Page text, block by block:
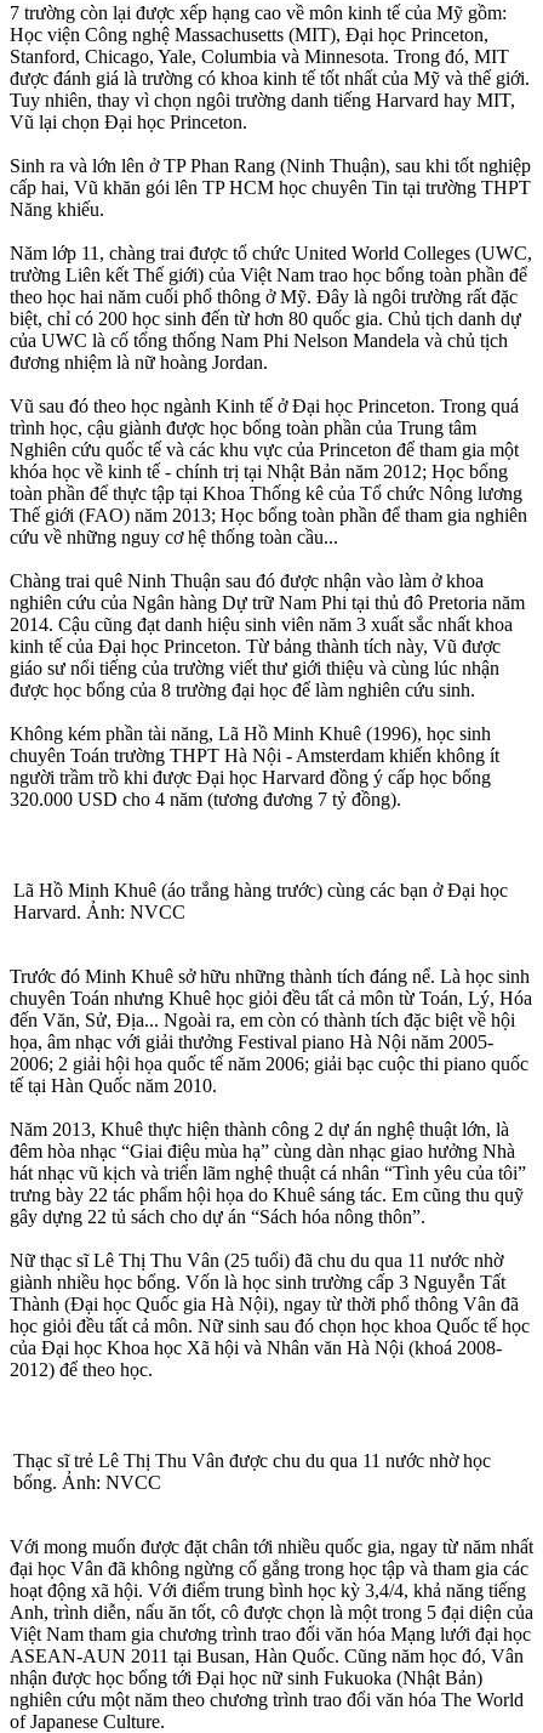
7 trường còn lại được xếp hạng cao về môn kinh tế của Mỹ gồm:
Học viện Công nghệ Massachusetts (MIT), Đại học Princeton,
Stanford, Chicago, Yale, Columbia và Minnesota. Trong đó, MIT
được đánh giá là trường có khoa kinh tế tốt nhất của Mỹ và thế giới.
Tuy nhiên, thay vì chọn ngôi trường danh tiếng Harvard hay MIT,
Vũ lại chọn Đại học Princeton.
Sinh ra và lớn lên ở TP Phan Rang (Ninh Thuận), sau khi tốt nghiệp
cấp hai, Vũ khăn gói lên TP HCM học chuyên Tin tại trường THPT
Năng khiếu.
Năm lớp 11, chàng trai được tổ chức United World Colleges (UWC,
trường Liên kết Thế giới) của Việt Nam trao học bổng toàn phần để
theo học hai năm cuối phổ thông ở Mỹ. Đây là ngôi trường rất đặc
biệt, chỉ có 200 học sinh đến từ hơn 80 quốc gia. Chủ tịch danh dự
của UWC là cố tổng thống Nam Phi Nelson Mandela và chủ tịch
đương nhiệm là nữ hoàng Jordan.
Vũ sau đó theo học ngành Kinh tế ở Đại học Princeton. Trong quá
trình học, cậu giành được học bổng toàn phần của Trung tâm
Nghiên cứu quốc tế và các khu vực của Princeton để tham gia một
khóa học về kinh tế - chính trị tại Nhật Bản năm 2012; Học bổng
toàn phần để thực tập tại Khoa Thống kê của Tổ chức Nông lương
Thế giới (FAO) năm 2013; Học bổng toàn phần để tham gia nghiên
cứu về những nguy cơ hệ thống toàn cầu...
Chàng trai quê Ninh Thuận sau đó được nhận vào làm ở khoa
nghiên cứu của Ngân hàng Dự trữ Nam Phi tại thủ đô Pretoria năm
2014. Cậu cũng đạt danh hiệu sinh viên năm 3 xuất sắc nhất khoa
kinh tế của Đại học Princeton. Từ bảng thành tích này, Vũ được
giáo sư nổi tiếng của trường viết thư giới thiệu và cùng lúc nhận
được học bổng của 8 trường đại học để làm nghiên cứu sinh.
Không kém phần tài năng, Lã Hồ Minh Khuê (1996), học sinh
chuyên Toán trường THPT Hà Nội - Amsterdam khiến không ít
người trầm trồ khi được Đại học Harvard đồng ý cấp học bổng
320.000 USD cho 4 năm (tương đương 7 tỷ đồng).
Lã Hồ Minh Khuê (áo trắng hàng trước) cùng các bạn ở Đại học
Harvard. Ảnh: NVCC
Trước đó Minh Khuê sở hữu những thành tích đáng nể. Là học sinh
chuyên Toán nhưng Khuê học giỏi đều tất cả môn từ Toán, Lý, Hóa
đến Văn, Sử, Địa... Ngoài ra, em còn có thành tích đặc biệt về hội
họa, âm nhạc với giải thưởng Festival piano Hà Nội năm 2005-
2006; 2 giải hội họa quốc tế năm 2006; giải bạc cuộc thi piano quốc
tế tại Hàn Quốc năm 2010.
Năm 2013, Khuê thực hiện thành công 2 dự án nghệ thuật lớn, là
đêm hòa nhạc “Giai điệu mùa hạ” cùng dàn nhạc giao hưởng Nhà
hát nhạc vũ kịch và triển lãm nghệ thuật cá nhân “Tình yêu của tôi”
trưng bày 22 tác phẩm hội họa do Khuê sáng tác. Em cũng thu quỹ
gây dựng 22 tủ sách cho dự án “Sách hóa nông thôn”.
Nữ thạc sĩ Lê Thị Thu Vân (25 tuổi) đã chu du qua 11 nước nhờ
giành nhiều học bổng. Vốn là học sinh trường cấp 3 Nguyễn Tất
Thành (Đại học Quốc gia Hà Nội), ngay từ thời phổ thông Vân đã
học giỏi đều tất cả môn. Nữ sinh sau đó chọn học khoa Quốc tế học
của Đại học Khoa học Xã hội và Nhân văn Hà Nội (khoá 2008-
2012) để theo học.
Thạc sĩ trẻ Lê Thị Thu Vân được chu du qua 11 nước nhờ học
bổng. Ảnh: NVCC
Với mong muốn được đặt chân tới nhiều quốc gia, ngay từ năm nhất
đại học Vân đã không ngừng cố gắng trong học tập và tham gia các
hoạt động xã hội. Với điểm trung bình học kỳ 3,4/4, khả năng tiếng
Anh, trình diễn, nấu ăn tốt, cô được chọn là một trong 5 đại diện của
Việt Nam tham gia chương trình trao đổi văn hóa Mạng lưới đại học
ASEAN-AUN 2011 tại Busan, Hàn Quốc. Cũng năm học đó, Vân
nhận được học bổng tới Đại học nữ sinh Fukuoka (Nhật Bản)
nghiên cứu một năm theo chương trình trao đổi văn hóa The World
of Japanese Culture.